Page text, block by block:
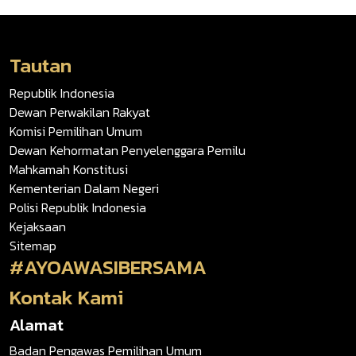
Tautan
Republik Indonesia
Dewan Perwakilan Rakyat
Komisi Pemilihan Umum
Dewan Kehormatan Penyelenggara Pemilu
Mahkamah Konstitusi
Kementerian Dalam Negeri
Polisi Republik Indonesia
Kejaksaan
Sitemap
#AYOAWASIBERSAMA
Kontak Kami
Alamat
Badan Pengawas Pemilihan Umum